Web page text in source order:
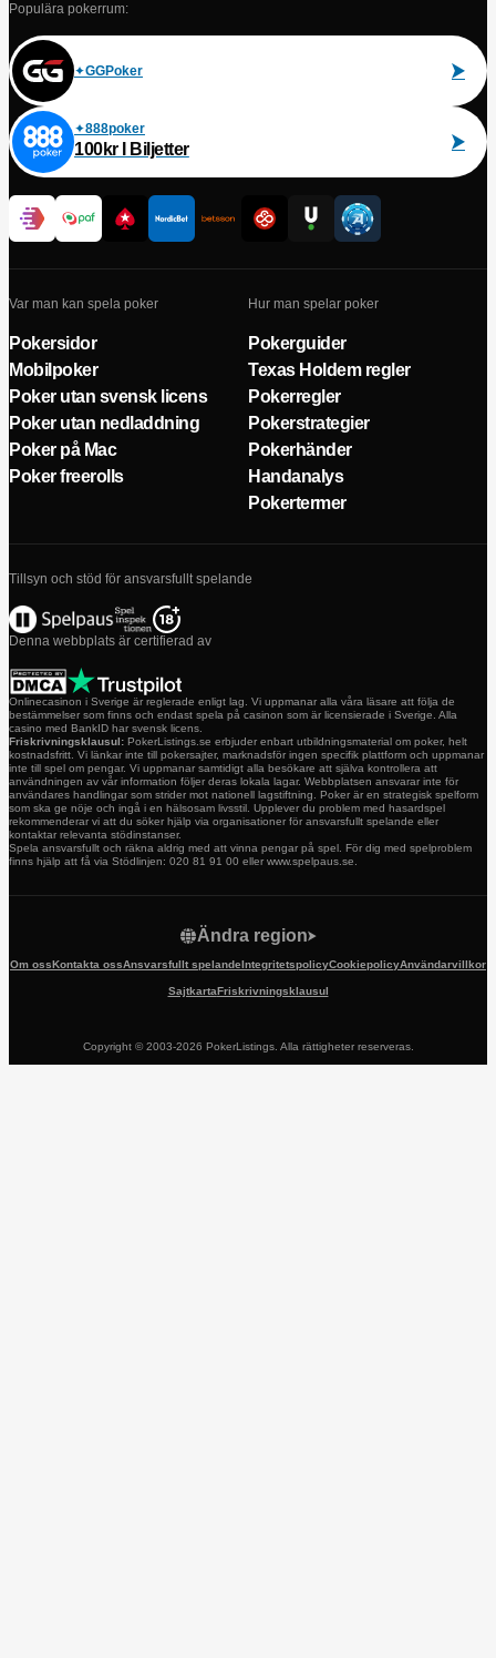
Populära pokerrum:
GGPoker
888poker
100kr I Biljetter
Var man kan spela poker
Pokersidor
Mobilpoker
Poker utan svensk licens
Poker utan nedladdning
Poker på Mac
Poker freerolls
Hur man spelar poker
Pokerguider
Texas Holdem regler
Pokerregler
Pokerstrategier
Pokerhänder
Handanalys
Pokertermer
Tillsyn och stöd för ansvarsfullt spelande
Denna webbplats är certifierad av
Onlinecasinon i Sverige är reglerade enligt lag. Vi uppmanar alla våra läsare att följa de
bestämmelser som finns och endast spela på casinon som är licensierade i Sverige. Alla
casino med BankID har svensk licens.
Friskrivningsklausul: PokerListings.se erbjuder enbart utbildningsmaterial om poker, helt
kostnadsfritt. Vi länkar inte till pokersajter, marknadsför ingen specifik plattform och uppmanar
inte till spel om pengar. Vi uppmanar samtidigt alla besökare att själva kontrollera att
användningen av vår information följer deras lokala lagar. Webbplatsen ansvarar inte för
användares handlingar som strider mot nationell lagstiftning. Poker är en strategisk spelform
som ska ge nöje och ingå i en hälsosam livsstil. Upplever du problem med hasardspel
rekommenderar vi att du söker hjälp via organisationer för ansvarsfullt spelande eller
kontaktar relevanta stödinstanser.
Spela ansvarsfullt och räkna aldrig med att vinna pengar på spel. För dig med spelproblem
finns hjälp att få via Stödlinjen: 020 81 91 00 eller www.spelpaus.se.
Om ossKontakta ossAnsvarsfullt spelandeIntegritetspolicyCookiepolicyAnvändarvillkor
SajtkartaFriskrivningsklausul
Ändra region
Copyright © 2003-2026 PokerListings. Alla rättigheter reserveras.